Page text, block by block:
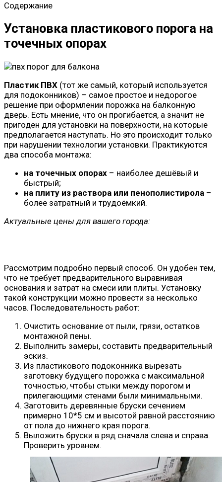
Содержание
Установка пластикового порога на
точечных опорах
Пластик ПВХ (тот же самый, который используется
для подоконников) – самое простое и недорогое
решение при оформлении порожка на балконную
дверь. Есть мнение, что он прогибается, а значит не
пригоден для установки на поверхности, на которые
предполагается наступать. Но это происходит только
при нарушении технологии установки. Практикуются
два способа монтажа:
на точечных опорах – наиболее дешёвый и
быстрый;
на плиту из раствора или пенополистирола –
более затратный и трудоёмкий.
Актуальные цены для вашего города:
Рассмотрим подробно первый способ. Он удобен тем,
что не требует предварительного выравнивая
основания и затрат на смеси или плиты. Установку
такой конструкции можно провести за несколько
часов. Последовательность работ:
Очистить основание от пыли, грязи, остатков
монтажной пены.
Выполнить замеры, составить предварительный
эскиз.
Из пластикового подоконника вырезать
заготовку будущего порожка с максимальной
точностью, чтобы стыки между порогом и
прилегающими стенами были минимальными.
Заготовить деревянные бруски сечением
примерно 10*5 см и высотой равной расстоянию
от пола до нижнего края порога.
Выложить бруски в ряд сначала слева и справа.
Проверить уровнем.